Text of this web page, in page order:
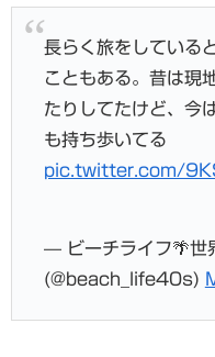
長らく旅をしている
こともある。昔は現
たりしてたけど、今
も持ち歩いてる
pic.twitter.com/
— ビーチライフ🌴世
(@beach_life40s)